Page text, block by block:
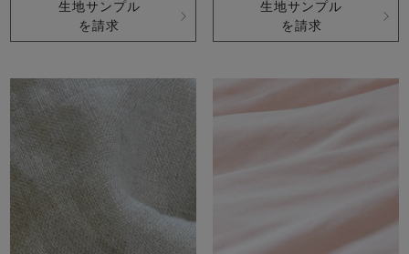
生地サンプル
を請求
生地サンプル
を請求